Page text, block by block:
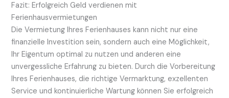
Fazit: Erfolgreich Geld verdienen mit
Ferienhausvermietungen
Die Vermietung Ihres Ferienhauses kann nicht nur eine
finanzielle Investition sein, sondern auch eine Möglichkeit,
Ihr Eigentum optimal zu nutzen und anderen eine
unvergessliche Erfahrung zu bieten. Durch die Vorbereitung
Ihres Ferienhauses, die richtige Vermarktung, exzellenten
Service und kontinuierliche Wartung können Sie erfolgreich